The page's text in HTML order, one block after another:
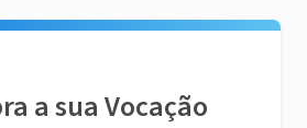
a sua Vocação